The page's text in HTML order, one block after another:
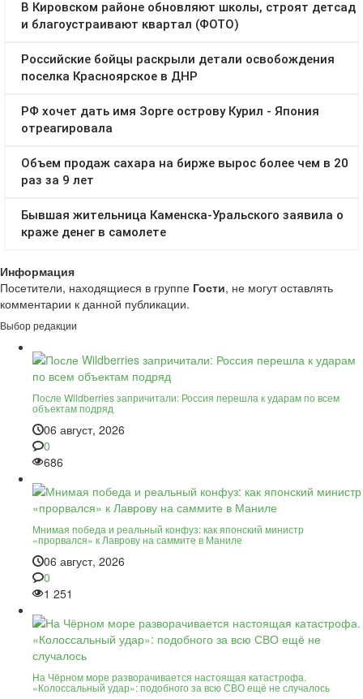
Информация
Посетители, находящиеся в группе Гости, не могут оставлять
комментарии к данной публикации.
Выбор редакции
После Wildberries запричитали: Россия перешла к ударам по всем
объектам подряд
06 август, 2026
0
686
Мнимая победа и реальный конфуз: как японский министр
«прорвался» к Лаврову на саммите в Маниле
06 август, 2026
0
1 251
На Чёрном море разворачивается настоящая катастрофа.
«Колоссальный удар»: подобного за всю СВО ещё не случалось